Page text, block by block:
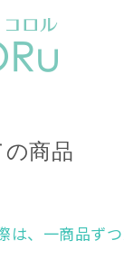
商品
は、一商品ず